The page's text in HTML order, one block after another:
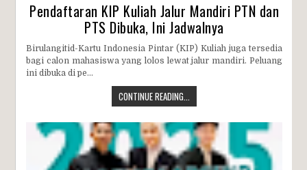
Pendaftaran KIP Kuliah Jalur Mandiri PTN dan
PTS Dibuka, Ini Jadwalnya
Birulangitid-Kartu Indonesia Pintar (KIP) Kuliah juga tersedia
bagi calon mahasiswa yang lolos lewat jalur mandiri. Peluang
ini dibuka di pe...
CONTINUE READING...